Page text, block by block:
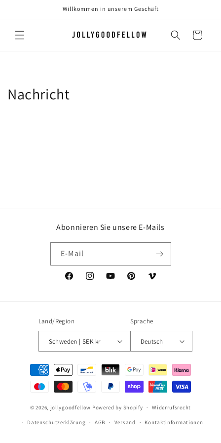
Willkommen in unserem Geschäft
Warenkorb
Nachricht
Abonnieren Sie unsere E-Mails
E-Mail
FacebookInstagramYouTubePinterestVimeo
Land/Region
Schweden | SEK kr
Sprache
Deutsch
Zahlungsmethoden
© 2026, jollygoodfellow Powered by Shopify Widerrufsrecht
Datenschutzerklärung AGB Versand Kontaktinformationen